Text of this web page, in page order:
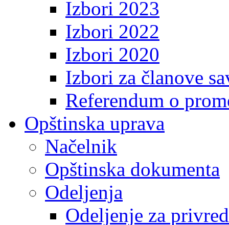
Izbori 2023
Izbori 2022
Izbori 2020
Izbori za članove
Referendum o
Opštinska uprava
Načelnik
Opštinska dokumenta
Odeljenja
Odeljenje za